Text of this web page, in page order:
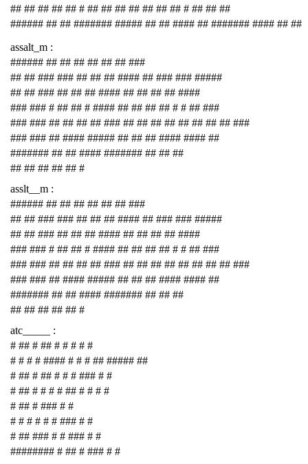
## ## ## ## ## # ## ## ## ## ## ## ## # ## ## ##
###### ## ## ####### ##### ## ## #### ## ####### #### ## ##
assalt_m :
###### ## ## ## ## ## ## ###
## ## ### ### ## ## ## #### ## ### ### #####
## ## ### ## ## ## #### ## ## ## ## ####
### ### # ## ## # #### ## ## ## ## # # ## ###
### ### ## ## ## ## ### ## ## ## ## ## ## ## ## ###
### ### ## #### ##### ## ## ## #### #### ##
####### ## ## #### ####### ## ## ##
## ## ## ## ## #
asslt__m :
###### ## ## ## ## ## ## ###
## ## ### ### ## ## ## #### ## ### ### #####
## ## ### ## ## ## #### ## ## ## ## ####
### ### # ## ## # #### ## ## ## ## # # ## ###
### ### ## ## ## ## ### ## ## ## ## ## ## ## ## ###
### ### ## #### ##### ## ## ## #### #### ##
####### ## ## #### ####### ## ## ##
## ## ## ## ## #
atc_____ :
# ## # ## # # # # #
# # # # #### # # # ## ##### ##
# ## # ## # # # ### # #
# ## # # # # ## # # # #
# ## # ### # #
# # # # # # ### # #
# ## ### # # ### # #
######## # ## # ### # #